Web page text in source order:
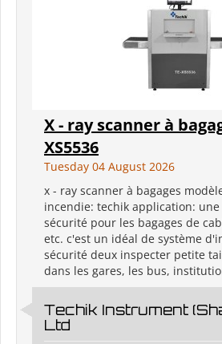
X - ray scanner à
XS5536
Tuesday 04 August 2026
x - ray scanner à bagages
incendie: techik application:
sécurité pour les bagages de
etc. c'est un idéal de système
sécurité deux inspecter petite
dans les gares, les bus,
Techik Instrument
Ltd